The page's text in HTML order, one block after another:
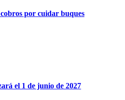
por cuidar buques
el 1 de junio de 2027